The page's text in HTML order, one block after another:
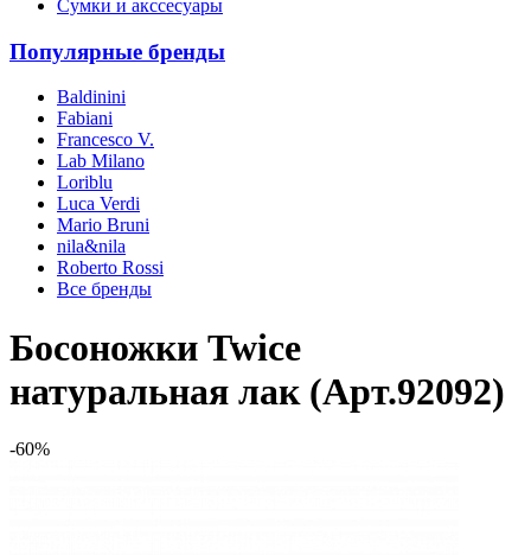
Сумки и акссесуары
Популярные бренды
Baldinini
Fabiani
Francesco V.
Lab Milano
Loriblu
Luca Verdi
Mario Bruni
nila&nila
Roberto Rossi
Все бренды
Босоножки Twice
натуральная лак (Арт.92092)
-60%